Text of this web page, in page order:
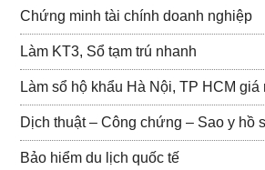
Chứng minh tài chính doanh nghiệp
Làm KT3, Sổ tạm trú nhanh
Làm sổ hộ khẩu Hà Nội, TP HCM giá
Dịch thuật – Công chứng – Sao y hồ
Bảo hiểm du lịch quốc tế